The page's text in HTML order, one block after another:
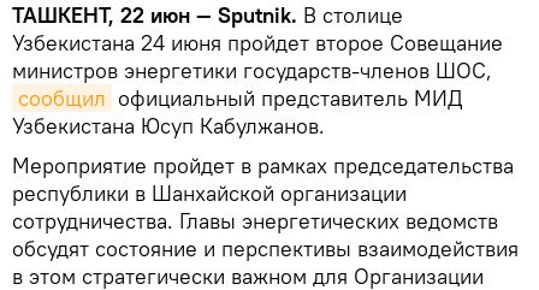
ТАШКЕНТ, 22 июн — Sputnik. В столице
Узбекистана 24 июня пройдет второе Совещание
министров энергетики государств-членов ШОС,
сообщил официальный представитель МИД
Узбекистана Юсуп Кабулжанов.
Мероприятие пройдет в рамках председательства
республики в Шанхайской организации
сотрудничества. Главы энергетических ведомств
обсудят состояние и перспективы взаимодействия
в этом стратегически важном для Организации